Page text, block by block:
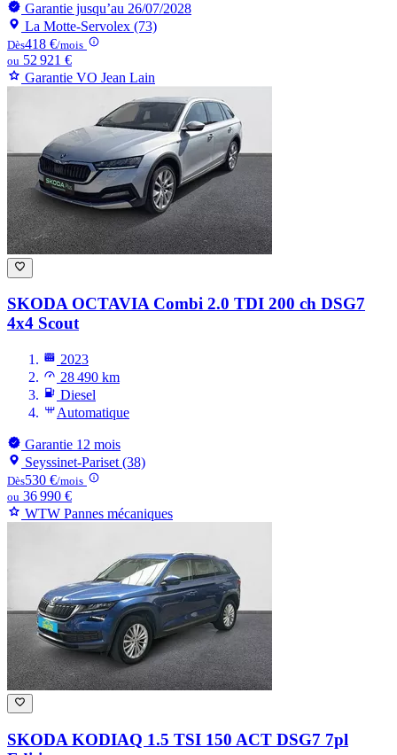
Garantie jusqu’au 26/07/2028
La Motte-Servolex (73)
Dès418 €/mois
ou 52 921 €
Garantie VO Jean Lain
SKODA OCTAVIA Combi 2.0 TDI 200 ch DSG7
4x4 Scout
2023
28 490 km
Diesel
Automatique
Garantie 12 mois
Seyssinet-Pariset (38)
Dès530 €/mois
ou 36 990 €
WTW Pannes mécaniques
SKODA KODIAQ 1.5 TSI 150 ACT DSG7 7pl